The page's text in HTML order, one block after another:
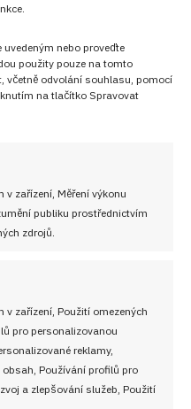
nebo proveďte
použity pouze na tomto
včetně odvolání souhlasu, pomocí
na tlačítko Spravovat
zařízení, Měření výkonu
publiku prostřednictvím
zdrojů.
zařízení, Použití omezených
pro personalizovanou
reklamy,
Používání profilů pro
a zlepšování služeb, Použití
olejů 2026: 7
se značně